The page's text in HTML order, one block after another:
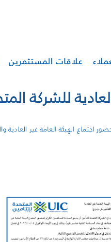
علاقات المستثمرين
للشركة